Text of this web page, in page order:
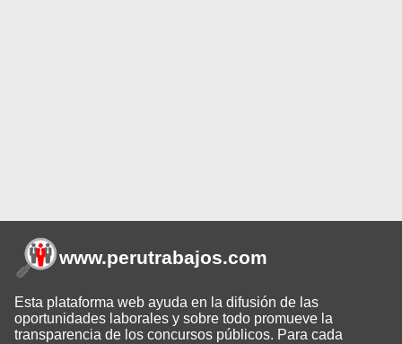
www.perutrabajos.com
Esta plataforma web ayuda en la difusión de las
oportunidades laborales y sobre todo promueve la
transparencia de los concursos públicos. Para cada